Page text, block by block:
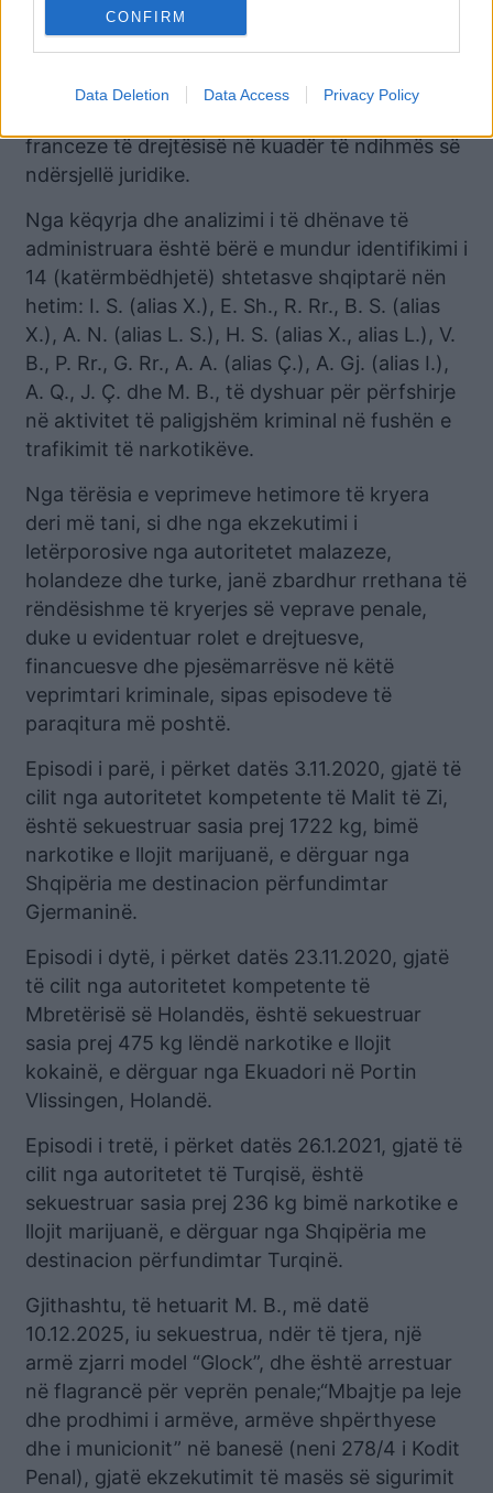
CONFIRM
Data Deletion Data Access Privacy Policy
Gjatë veprimtarisë së tyre, të dyshuarit kanë
komunikuar gjithashtu mes tyre përmes
aplikacionit të enkriptuar “SkyECC”. Këto
franceze të drejtësisë në kuadër të ndihmës së
ndërsjellë juridike.
Nga këqyrja dhe analizimi i të dhënave të
administruara është bërë e mundur identifikimi i
14 (katërmbëdhjetë) shtetasve shqiptarë nën
hetim: I. S. (alias X.), E. Sh., R. Rr., B. S. (alias
X.), A. N. (alias L. S.), H. S. (alias X., alias L.), V.
B., P. Rr., G. Rr., A. A. (alias Ç.), A. Gj. (alias I.),
A. Q., J. Ç. dhe M. B., të dyshuar për përfshirje
në aktivitet të paligjshëm kriminal në fushën e
trafikimit të narkotikëve.
Nga tërësia e veprimeve hetimore të kryera
deri më tani, si dhe nga ekzekutimi i
letërporosive nga autoritetet malazeze,
holandeze dhe turke, janë zbardhur rrethana të
rëndësishme të kryerjes së veprave penale,
duke u evidentuar rolet e drejtuesve,
financuesve dhe pjesëmarrësve në këtë
veprimtari kriminale, sipas episodeve të
paraqitura më poshtë.
Episodi i parë, i përket datës 3.11.2020, gjatë të
cilit nga autoritetet kompetente të Malit të Zi,
është sekuestruar sasia prej 1722 kg, bimë
narkotike e llojit marijuanë, e dërguar nga
Shqipëria me destinacion përfundimtar
Gjermaninë.
Episodi i dytë, i përket datës 23.11.2020, gjatë
të cilit nga autoritetet kompetente të
Mbretërisë së Holandës, është sekuestruar
sasia prej 475 kg lëndë narkotike e llojit
kokainë, e dërguar nga Ekuadori në Portin
Vlissingen, Holandë.
Episodi i tretë, i përket datës 26.1.2021, gjatë të
cilit nga autoritetet të Turqisë, është
sekuestruar sasia prej 236 kg bimë narkotike e
llojit marijuanë, e dërguar nga Shqipëria me
destinacion përfundimtar Turqinë.
Gjithashtu, të hetuarit M. B., më datë
10.12.2025, iu sekuestrua, ndër të tjera, një
armë zjarri model “Glock”, dhe është arrestuar
në flagrancë për veprën penale;“Mbajtje pa leje
dhe prodhimi i armëve, armëve shpërthyese
dhe i municionit” në banesë (neni 278/4 i Kodit
Penal), gjatë ekzekutimit të masës së sigurimit